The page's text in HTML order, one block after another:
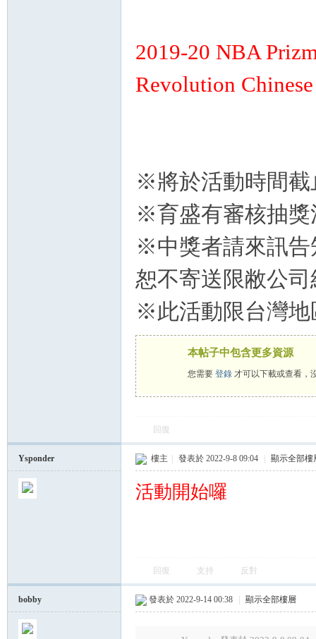
2019-20 NBA
Revolution
※將於活動時間
※育盛有審核抽
※中獎者請來訊告
恕不寄送限敝公
※此活動限台灣
本帖子中包含更多資源
您需要 登錄 才可以下載或查看，
回復
Ysponder 樓主 發表於 2022-9-8 09:04 顯示全部樓
活動開始囉
回復 支持 反對
bobby 發表於 2022-9-14 00:38 顯示全部樓層